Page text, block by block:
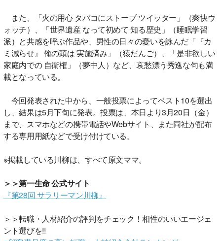
また、「火の用心 タバコにストーブ ツイッター」（爽快ウ
ォッチ）、「世界遺産 なって初めて 知る歴史」（睡眠学習
派）と共感を呼ぶ作品や、男性の日々の憂いを詠んだ「『カ
ミ減らせ』 俺の頭は 実施済み」（猿だんご）、「是非欲しい
家庭内での 自衛権」（夢中人）など、哀愁漂う秀逸な句も満
載となっている。
今回発表された中から、一般投票によってベスト10を選出
し、結果は5月下旬に発表。投票は、本日より3月20日（金）
まで、スマホなどの携帯電話やWebサイト、また同社が配布
する専用用紙などで受け付けている。
※掲載している川柳は、すべて原文ママ。
＞＞第一生命 公式サイト
『第28回 サラリーマン川柳』
＞＞転職・人材紹介の評判をチェック！相性のいいエージェ
ント選びを!!